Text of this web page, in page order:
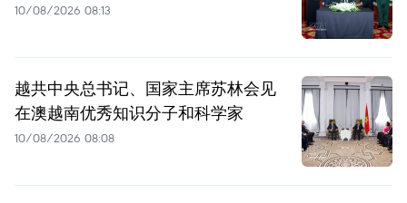
10/08/2026 08:13
越共中央总书记、国家主席苏林会见
在澳越南优秀知识分子和科学家
10/08/2026 08:08